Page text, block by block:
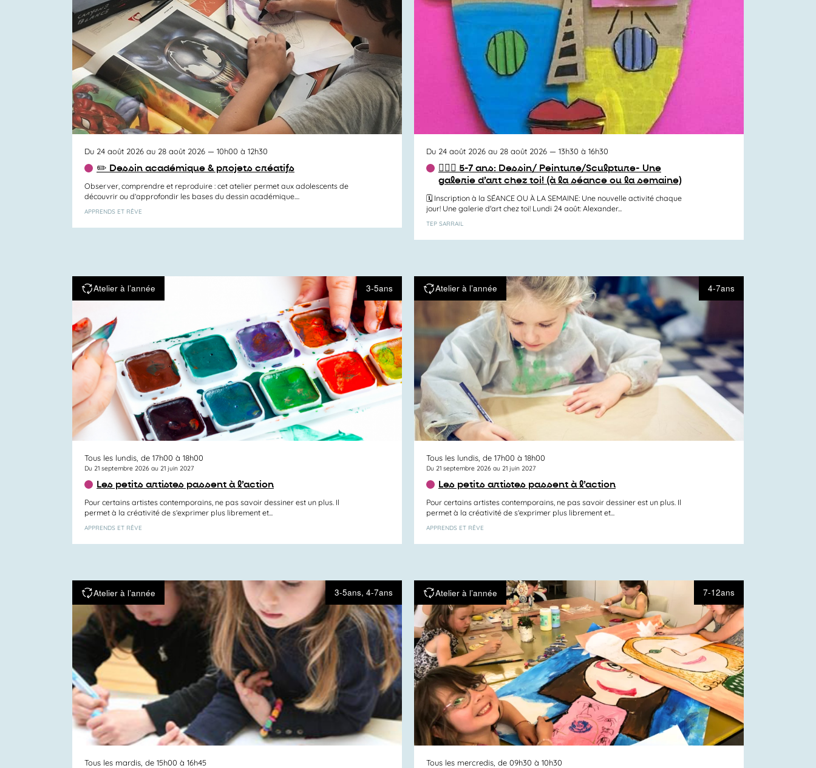
vues
Activités
Du 24 août 2026 au 28 août 2026 — 10h00 à 12h30
✏️ Dessin académique & projets créatifs
Observer, comprendre et reproduire : cet atelier permet aux adolescents de
découvrir ou d’approfondir les bases du dessin académique....
APPRENDS ET RÊVE
Du 24 août 2026 au 28 août 2026— 13h30 à 16h30
✍🏻🎨 5-7 ans: Dessin/ Peinture/Sculpture- Une
galerie d’art chez toi! (à la séance ou la semaine)
🗓️ Inscription à la SÉANCE OU À LA SEMAINE: Une nouvelle activité chaque
jour! Une galerie d'art chez toi! Lundi 24 août: Alexander...
TEP SARRAIL
Atelier à l’année 3-5ans
Tous les lundis, de 17h00 à 18h00
Du 21 septembre 2026 au 21 juin 2027
Les petits artistes passent à l’action
Pour certains artistes contemporains, ne pas savoir dessiner est un plus. Il
permet à la créativité de s’exprimer plus librement et...
APPRENDS ET RÊVE
Atelier à l’année 4-7ans
Tous les lundis, de 17h00 à 18h00
Du 21 septembre 2026 au 21 juin 2027
Les petits artistes passent à l’action
Pour certains artistes contemporains, ne pas savoir dessiner est un plus. Il
permet à la créativité de s’exprimer plus librement et...
APPRENDS ET RÊVE
Atelier à l’année 3-5ans, 4-7ans
Tous les mardis, de 15h00 à 16h45
Atelier à l’année 7-12ans
Tous les mercredis, de 09h30 à 10h30